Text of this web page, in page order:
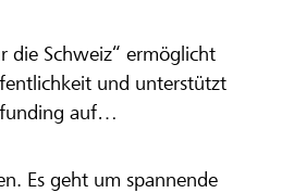
die Schweiz“ ermöglicht
und unterstützt
auf
Es geht um spannende